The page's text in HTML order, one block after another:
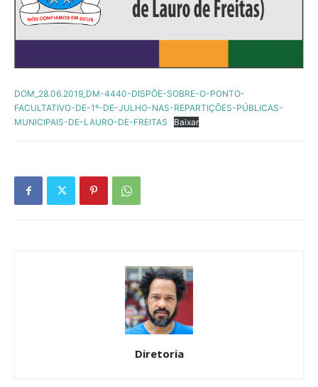
DOM_28.06.2019_DM-4440-DISPÕE-SOBRE-O-PONTO-
FACULTATIVO-DE-1º-DE-JULHO-NAS-REPARTIÇÕES-PÚBLICAS-
MUNICIPAIS-DE-LAURO-DE-FREITAS
Baixar
Diretoria